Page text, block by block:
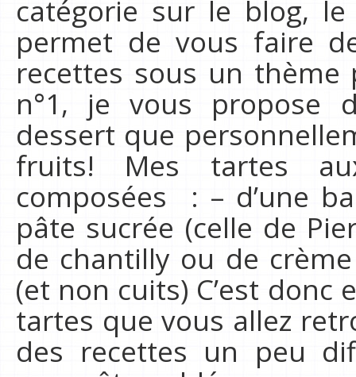
catégorie sur le blog,
permet de vous faire
recettes sous un thème
n°1, je vous propose
dessert que
fruits! Mes tartes
composées : – d’une
pâte sucrée (celle de
de chantilly ou de
(et non cuits) C’est
tartes que vous allez
des recettes un peu